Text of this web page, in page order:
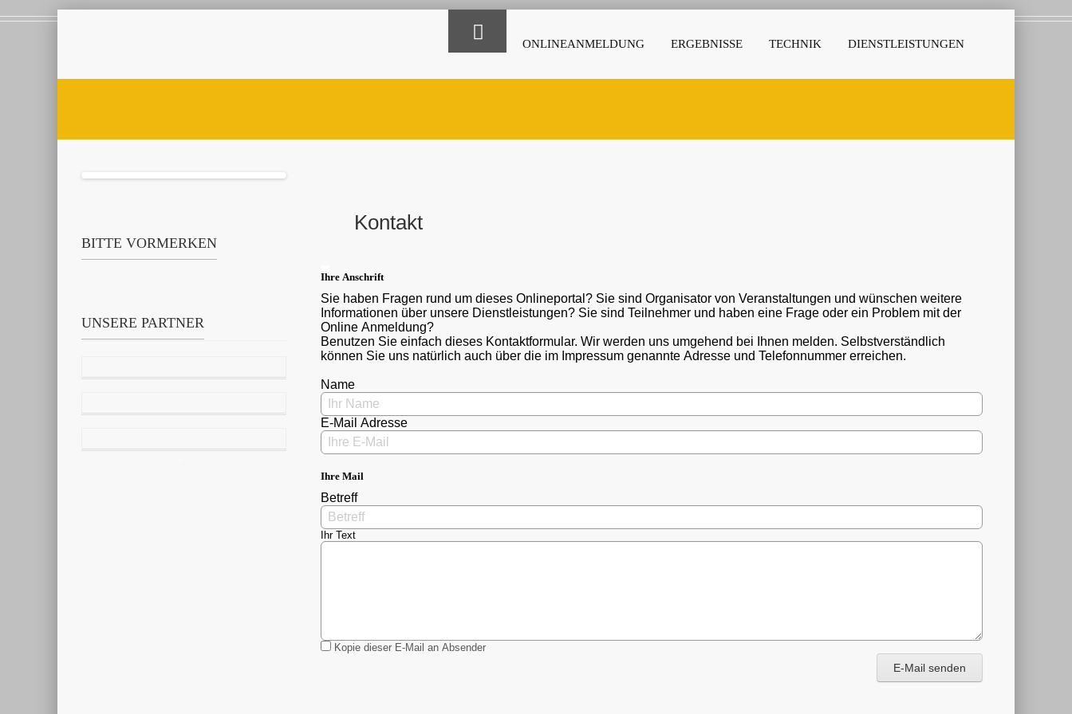
ONLINEANMELDUNG ERGEBNISSE TECHNIK DIENSTLEISTUNGEN
BITTE VORMERKEN
UNSERE PARTNER
Kontakt
Ihre Anschrift
Sie haben Fragen rund um dieses Onlineportal? Sie sind Organisator von Veranstaltungen und wünschen weitere
Informationen über unsere Dienstleistungen? Sie sind Teilnehmer und haben eine Frage oder ein Problem mit der
Online Anmeldung?
Benutzen Sie einfach dieses Kontaktformular. Wir werden uns umgehend bei Ihnen melden. Selbstverständlich
können Sie uns natürlich auch über die im Impressum genannte Adresse und Telefonnummer erreichen.
Name
E-Mail Adresse
Ihre Mail
Betreff
Ihr Text
Kopie dieser E-Mail an Absender
E-Mail senden